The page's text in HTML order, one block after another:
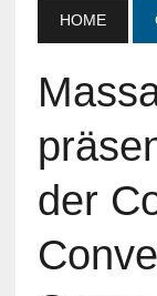
HOME
der